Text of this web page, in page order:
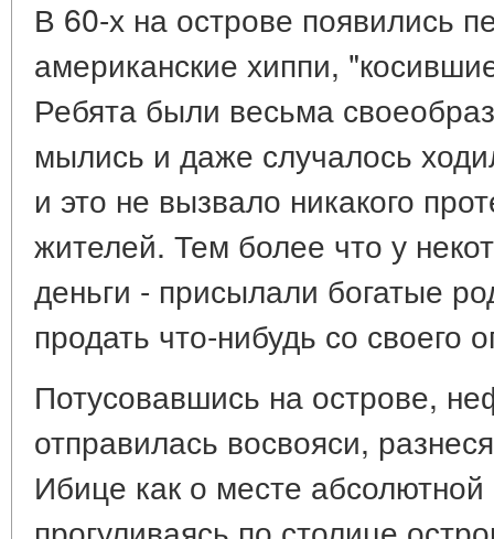
В 60-х на острове появились
американские хиппи,
Ребята были весьма
мылись и даже случалось
и это не вызвало никакого
жителей. Тем более что у
деньги - присылали богатые
продать что-нибудь со своего
Потусовавшись на острове,
отправилась восвояси,
Ибице как о месте